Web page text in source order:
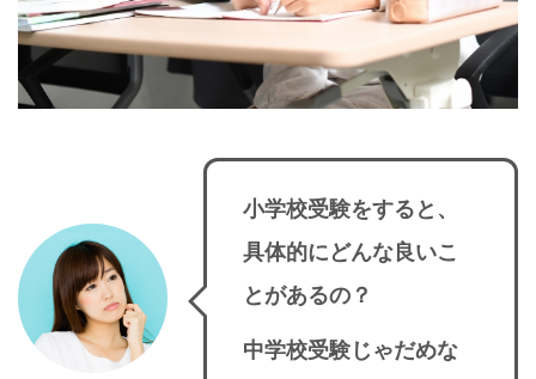
小学校受験をすると、
具体的にどんな良いこ
とがあるの？
中学校受験じゃだめな